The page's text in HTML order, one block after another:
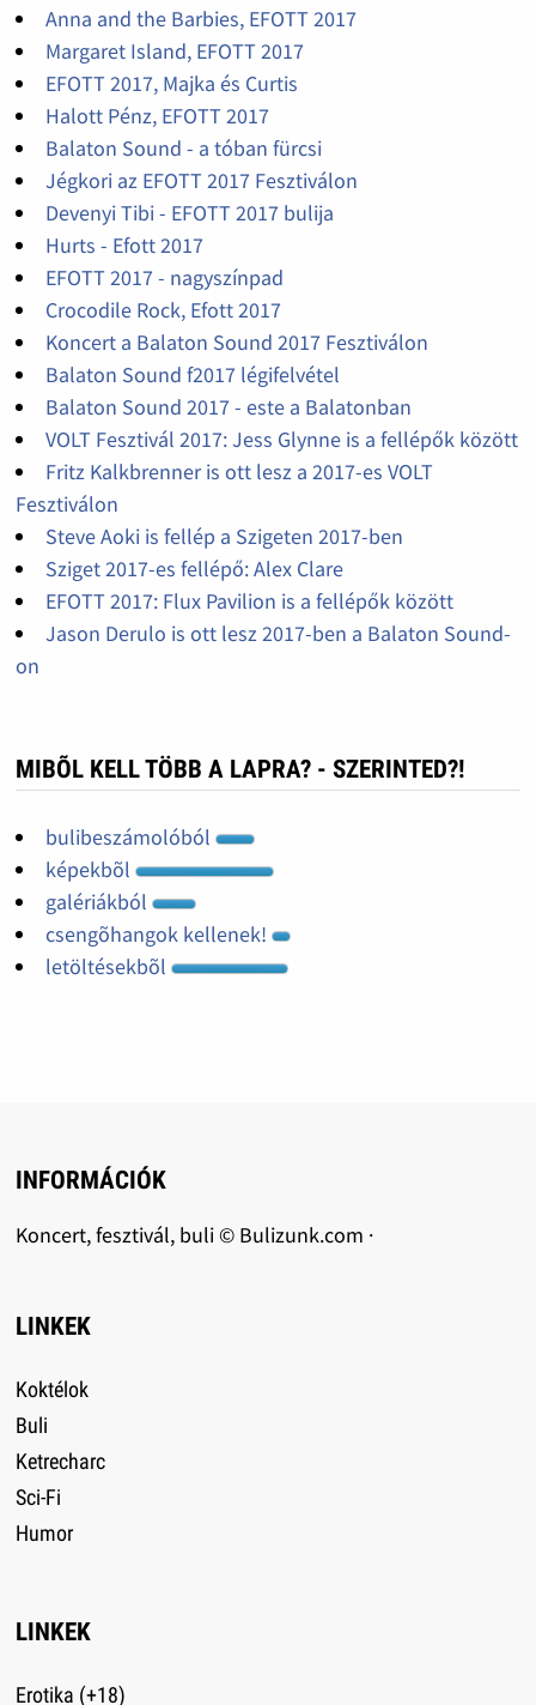
Anna and the Barbies, EFOTT 2017
Margaret Island, EFOTT 2017
EFOTT 2017, Majka és Curtis
Halott Pénz, EFOTT 2017
Balaton Sound - a tóban fürcsi
Jégkori az EFOTT 2017 Fesztiválon
Devenyi Tibi - EFOTT 2017 bulija
Hurts - Efott 2017
EFOTT 2017 - nagyszínpad
Crocodile Rock, Efott 2017
Koncert a Balaton Sound 2017 Fesztiválon
Balaton Sound f2017 légifelvétel
Balaton Sound 2017 - este a Balatonban
VOLT Fesztivál 2017: Jess Glynne is a fellépők között
Fritz Kalkbrenner is ott lesz a 2017-es VOLT
Fesztiválon
Steve Aoki is fellép a Szigeten 2017-ben
Sziget 2017-es fellépő: Alex Clare
EFOTT 2017: Flux Pavilion is a fellépők között
Jason Derulo is ott lesz 2017-ben a Balaton Sound-
on
MIBÕL KELL TÖBB A LAPRA? - SZERINTED?!
bulibeszámolóból
képekbõl
galériákból
csengõhangok kellenek!
letöltésekbõl
INFORMÁCIÓK
Koncert, fesztivál, buli © Bulizunk.com ·
LINKEK
Koktélok
Buli
Ketrecharc
Sci-Fi
Humor
LINKEK
Erotika (+18)